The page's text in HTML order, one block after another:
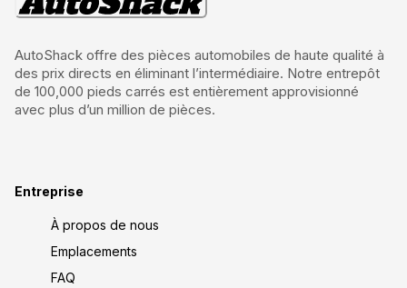
AutoShack offre des pièces automobiles de haute qualité à
des prix directs en éliminant l’intermédiaire. Notre entrepôt
de 100,000 pieds carrés est entièrement approvisionné
avec plus d’un million de pièces.
Entreprise
À propos de nous
Emplacements
FAQ